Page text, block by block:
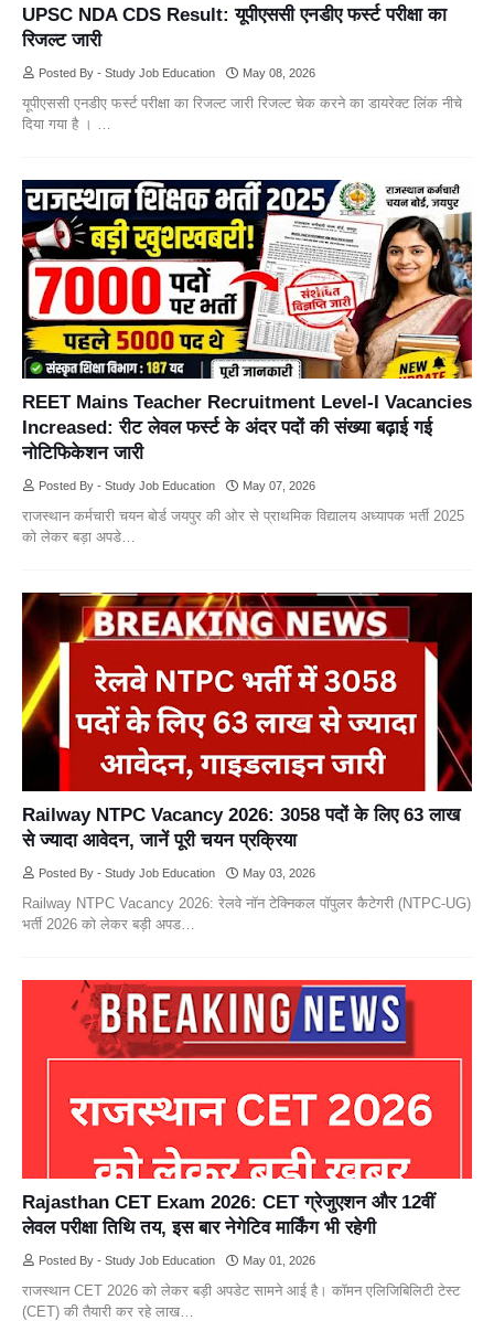
UPSC NDA CDS Result: यूपीएससी एनडीए फर्स्ट परीक्षा का
रिजल्ट जारी
Posted By - Study Job Education May 08, 2026
यूपीएससी एनडीए फर्स्ट परीक्षा का रिजल्ट जारी रिजल्ट चेक करने का डायरेक्ट लिंक नीचे
दिया गया है । …
REET Mains Teacher Recruitment Level-I Vacancies
Increased: रीट लेवल फर्स्ट के अंदर पदों की संख्या बढ़ाई गई
नोटिफिकेशन जारी
Posted By - Study Job Education May 07, 2026
राजस्थान कर्मचारी चयन बोर्ड जयपुर की ओर से प्राथमिक विद्यालय अध्यापक भर्ती 2025
को लेकर बड़ा अपडे…
Railway NTPC Vacancy 2026: 3058 पदों के लिए 63 लाख
से ज्यादा आवेदन, जानें पूरी चयन प्रक्रिया
Posted By - Study Job Education May 03, 2026
Railway NTPC Vacancy 2026: रेलवे नॉन टेक्निकल पॉपुलर कैटेगरी (NTPC-UG)
भर्ती 2026 को लेकर बड़ी अपड…
Rajasthan CET Exam 2026: CET ग्रेजुएशन और 12वीं
लेवल परीक्षा तिथि तय, इस बार नेगेटिव मार्किंग भी रहेगी
Posted By - Study Job Education May 01, 2026
राजस्थान CET 2026 को लेकर बड़ी अपडेट सामने आई है। कॉमन एलिजिबिलिटी टेस्ट
(CET) की तैयारी कर रहे लाख…